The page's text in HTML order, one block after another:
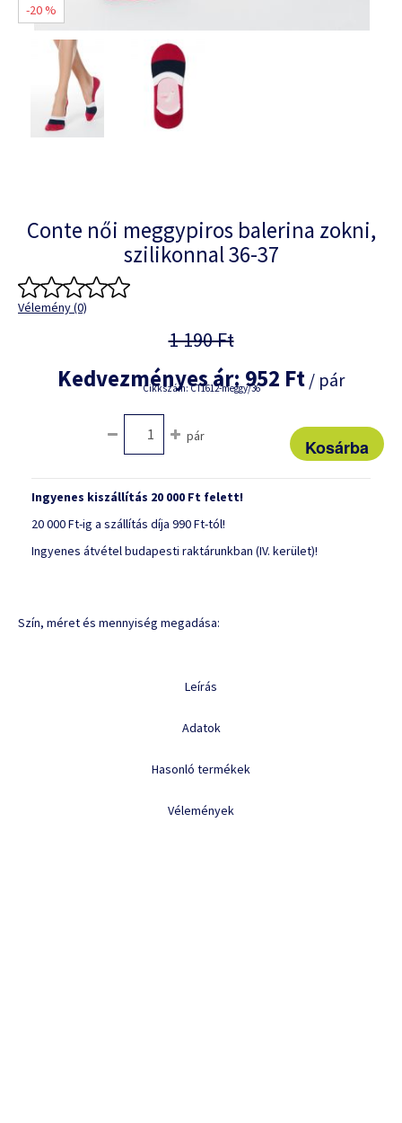
-20 %
Conte női meggypiros balerina zokni,
szilikonnal 36-37
Vélemény (0)
1 190 Ft
Kedvezményes ár: 952 Ft / pár
Cikkszám: CT1612-meggy/36
pár
Ingyenes kiszállítás 20 000 Ft felett!
20 000 Ft-ig a szállítás díja 990 Ft-tól!
Ingyenes átvétel budapesti raktárunkban (IV. kerület)!
Szín, méret és mennyiség megadása:
Leírás
Adatok
Hasonló termékek
Vélemények